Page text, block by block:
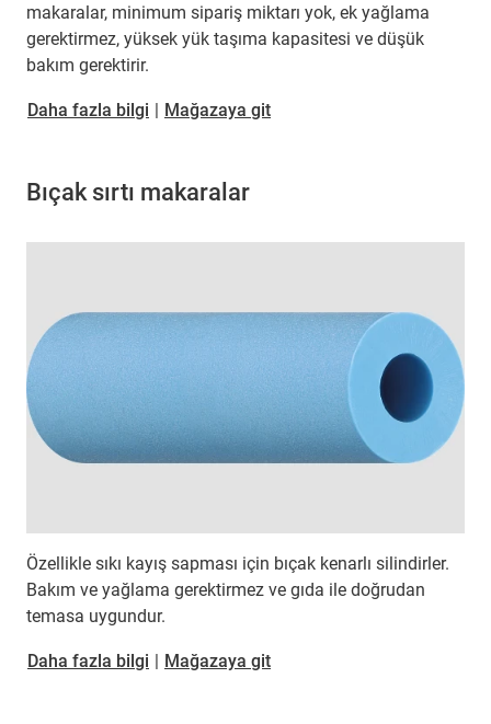
makaralar, minimum sipariş miktarı yok, ek yağlama
gerektirmez, yüksek yük taşıma kapasitesi ve düşük
bakım gerektirir.
Daha fazla bilgi | Mağazaya git
Bıçak sırtı makaralar
Özellikle sıkı kayış sapması için bıçak kenarlı silindirler.
Bakım ve yağlama gerektirmez ve gıda ile doğrudan
temasa uygundur.
Daha fazla bilgi Mağazaya git